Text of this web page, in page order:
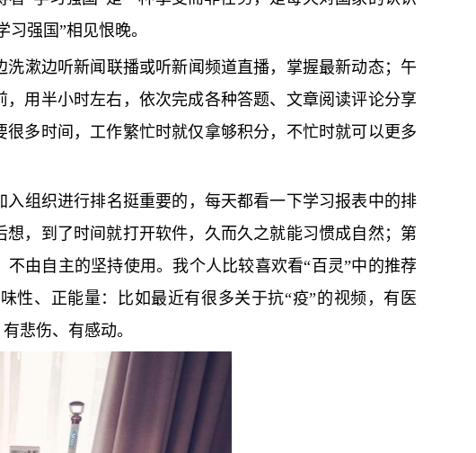
强国”相见恨晚。
漱边听新闻联播或听新闻频道直播，掌握最新动态；午
用半小时左右，依次完成各种答题、文章阅读评论分享
多时间，工作繁忙时就仅拿够积分，不忙时就可以更多
组织进行排名挺重要的，每天都看一下学习报表中的排
，到了时间就打开软件，久而久之就能习惯成自然；第
由自主的坚持使用。我个人比较喜欢看“百灵”中的推荐
性、正能量：比如最近有很多关于抗“疫”的视频，有医
悲伤、有感动。